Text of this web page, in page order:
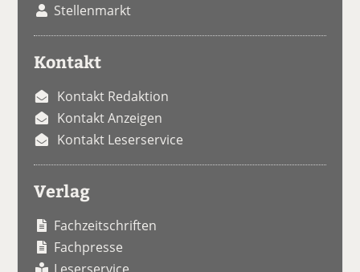
Stellenmarkt
Kontakt
Kontakt Redaktion
Kontakt Anzeigen
Kontakt Leserservice
Verlag
Fachzeitschriften
Fachpresse
Leserservice